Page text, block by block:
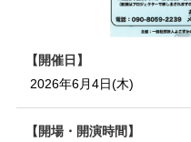
開催日
2026年6月4日(木)
開場・開演時間